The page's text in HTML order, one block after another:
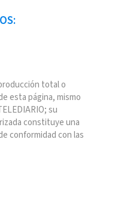
total o
esta página, mismo
su
constituye una
conformidad con las